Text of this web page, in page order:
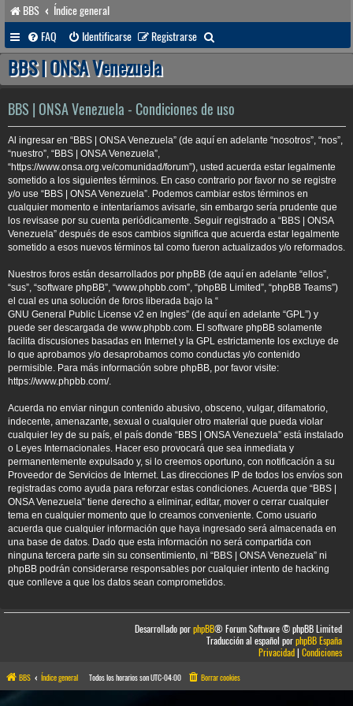
BBS
Índice general
FAQ
Identificarse Registrarse
u
a
r
BBS | ONSA Venezuela
BBS | ONSA Venezuela - Condiciones de uso
Al ingresar en “BBS | ONSA Venezuela” (de aquí en adelante “nosotros”, “nos”,
“nuestro”, “BBS | ONSA Venezuela”,
“https://www.onsa.org.ve/comunidad/forum”), usted acuerda estar legalmente
sometido a los siguientes términos. En caso contrario por favor no se registre
y/o use “BBS | ONSA Venezuela”. Podemos cambiar estos términos en
cualquier momento e intentaríamos avisarle, sin embargo sería prudente que
los revisase por su cuenta periódicamente. Seguir registrado a “BBS | ONSA
Venezuela” después de esos cambios significa que acuerda estar legalmente
sometido a esos nuevos términos tal como fueron actualizados y/o reformados.
Nuestros foros están desarrollados por phpBB (de aquí en adelante “ellos”,
“sus”, “software phpBB”, “www.phpbb.com”, “phpBB Limited”, “phpBB Teams”)
el cual es una solución de foros liberada bajo la “
GNU General Public License v2 en Ingles” (de aquí en adelante “GPL”) y
puede ser descargada de www.phpbb.com. El software phpBB solamente
facilita discusiones basadas en Internet y la GPL estrictamente los excluye de
lo que aprobamos y/o desaprobamos como conductas y/o contenido
permisible. Para más información sobre phpBB, por favor visite:
https://www.phpbb.com/.
Acuerda no enviar ningun contenido abusivo, obsceno, vulgar, difamatorio,
indecente, amenazante, sexual o cualquier otro material que pueda violar
cualquier ley de su país, el país donde “BBS | ONSA Venezuela” está instalado
o Leyes Internacionales. Hacer eso provocará que sea inmediata y
permanentemente expulsado y, si lo creemos oportuno, con notificación a su
Proveedor de Servicios de Internet. Las direcciones IP de todos los envíos son
registradas como ayuda para reforzar estas condiciones. Acuerda que “BBS |
ONSA Venezuela” tiene derecho a eliminar, editar, mover o cerrar cualquier
tema en cualquier momento que lo creamos conveniente. Como usuario
acuerda que cualquier información que haya ingresado será almacenada en
una base de datos. Dado que esta información no será compartida con
ninguna tercera parte sin su consentimiento, ni “BBS | ONSA Venezuela” ni
phpBB podrán considerarse responsables por cualquier intento de hacking
que conlleve a que los datos sean comprometidos.
Desarrollado porphpBB® Forum Software © phpBB Limited
Traducción al español porphpBB España
Privacidad|Condiciones
BBS Índice general Todos los horarios sonUTC-04:00 Borrar cookies